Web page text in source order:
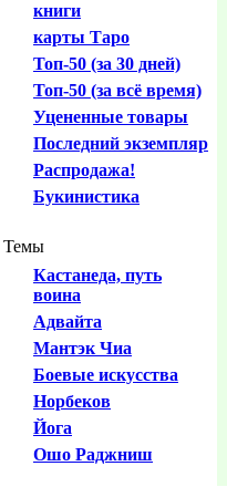
книги
карты Таро
Топ-50 (за 30 дней)
Топ-50 (за всё время)
Уцененные товары
Последний экземпляр
Распродажа!
Букинистика
Темы
Кастанеда, путь
воина
Адвайта
Мантэк Чиа
Боевые искусства
Норбеков
Йога
Ошо Раджниш